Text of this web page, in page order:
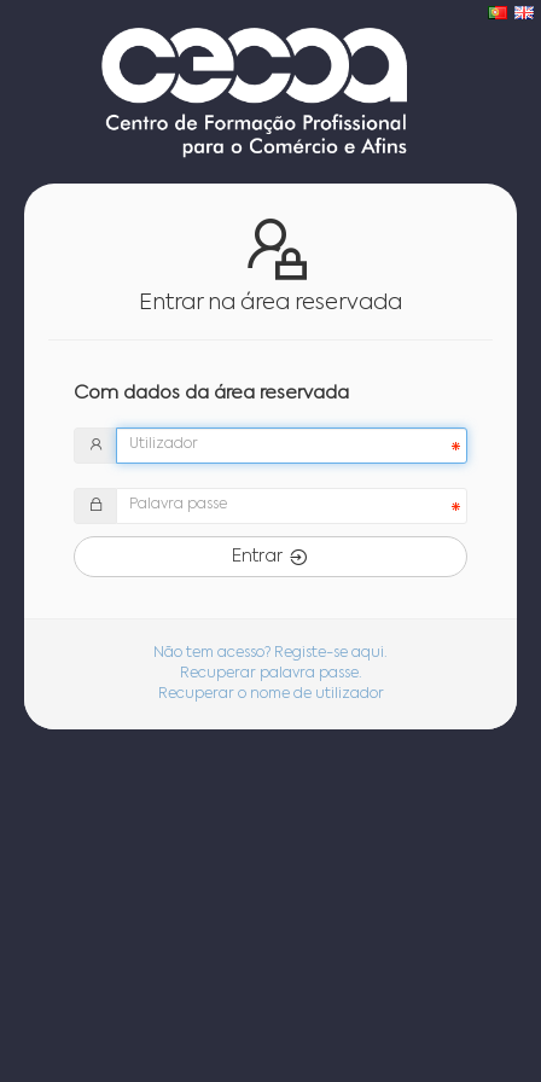
Entrar na área reservada
Com dados da área reservada
Entrar
Não tem acesso? Registe-se aqui.
Recuperar palavra passe.
Recuperar o nome de utilizador